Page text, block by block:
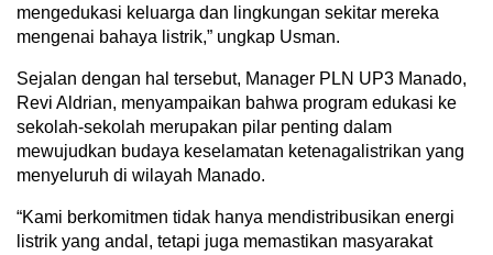
mengedukasi keluarga dan lingkungan sekitar mereka
mengenai bahaya listrik,” ungkap Usman.
Sejalan dengan hal tersebut, Manager PLN UP3 Manado,
Revi Aldrian, menyampaikan bahwa program edukasi ke
sekolah-sekolah merupakan pilar penting dalam
mewujudkan budaya keselamatan ketenagalistrikan yang
menyeluruh di wilayah Manado.
“Kami berkomitmen tidak hanya mendistribusikan energi
listrik yang andal, tetapi juga memastikan masyarakat